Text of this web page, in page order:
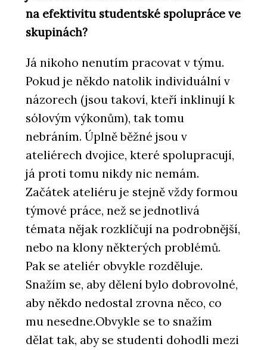
na efektivitu studentské spolupráce ve
skupinách?
Já nikoho nenutím pracovat v týmu.
Pokud je někdo natolik individuální v
názorech (jsou takoví, kteří inklinují k
sólovým výkonům), tak tomu
nebráním. Úplně běžné jsou v
ateliérech dvojice, které spolupracují,
já proti tomu nikdy nic nemám.
Začátek ateliéru je stejně vždy formou
týmové práce, než se jednotlivá
témata nějak rozklíčují na podrobnější,
nebo na klony některých problémů.
Pak se ateliér obvykle rozděluje.
Snažím se, aby dělení bylo dobrovolné,
aby někdo nedostal zrovna něco, co
mu nesedne.Obvykle se to snažím
dělat tak, aby se studenti dohodli mezi